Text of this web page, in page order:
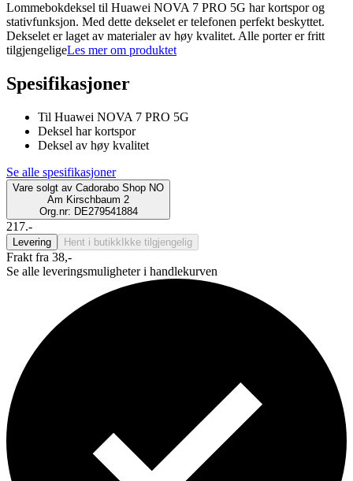
Lommebokdeksel til Huawei NOVA 7 PRO 5G har kortspor og
stativfunksjon. Med dette dekselet er telefonen perfekt beskyttet.
Dekselet er laget av materialer av høy kvalitet. Alle porter er fritt
tilgjengeligeLes mer om produktet
Spesifikasjoner
Til Huawei NOVA 7 PRO 5G
Deksel har kortspor
Deksel av høy kvalitet
Se alle spesifikasjoner
Vare solgt av Cadorabo Shop NO
Am Kirschbaum 2
Org.nr: DE279541884
217.-
Levering Hent i butikk Ikke tilgjengelig
Frakt fra 38,-
Se alle leveringsmuligheter i handlekurven